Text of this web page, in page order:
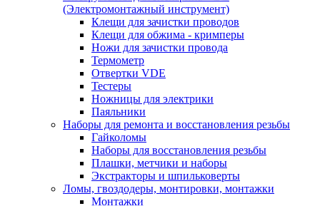
(Электромонтажный инструмент)
Клещи для зачистки проводов
Клещи для обжима - кримперы
Ножи для зачистки провода
Термометр
Отвертки VDE
Тестеры
Ножницы для электрики
Паяльники
Наборы для ремонта и восстановления резьбы
Гайколомы
Наборы для восстановления резьбы
Плашки, метчики и наборы
Экстракторы и шпильковерты
Ломы, гвоздодеры, монтировки, монтажки
Монтажки